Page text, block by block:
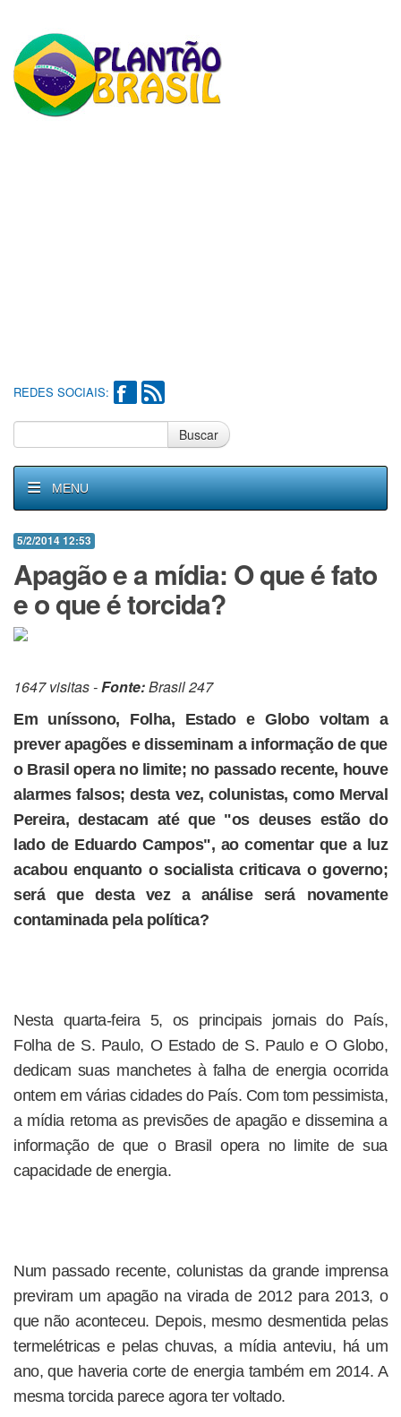
REDES SOCIAIS:
Buscar
MENU
5/2/2014 12:53
Apagão e a mídia: O que é fato
e o que é torcida?
1647 visitas -Fonte:Brasil 247
Em uníssono, Folha, Estado e Globo voltam a
prever apagões e disseminam a informação de que
o Brasil opera no limite; no passado recente, houve
alarmes falsos; desta vez, colunistas, como Merval
Pereira, destacam até que "os deuses estão do
lado de Eduardo Campos", ao comentar que a luz
acabou enquanto o socialista criticava o governo;
será que desta vez a análise será novamente
contaminada pela política?
Nesta quarta-feira 5, os principais jornais do País,
Folha de S. Paulo, O Estado de S. Paulo e O Globo,
dedicam suas manchetes à falha de energia ocorrida
ontem em várias cidades do País. Com tom pessimista,
a mídia retoma as previsões de apagão e dissemina a
informação de que o Brasil opera no limite de sua
capacidade de energia.
Num passado recente, colunistas da grande imprensa
previram um apagão na virada de 2012 para 2013, o
que não aconteceu. Depois, mesmo desmentida pelas
termelétricas e pelas chuvas, a mídia anteviu, há um
ano, que haveria corte de energia também em 2014. A
mesma torcida parece agora ter voltado.